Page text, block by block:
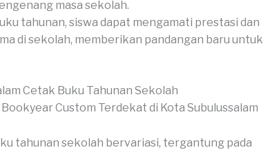
masa sekolah.
tahunan, siswa dapat mengamati prestasi dan
di sekolah, memberikan pandangan baru untuk
Cetak Buku Tahunan Sekolah
tahunan sekolah bervariasi, tergantung pada